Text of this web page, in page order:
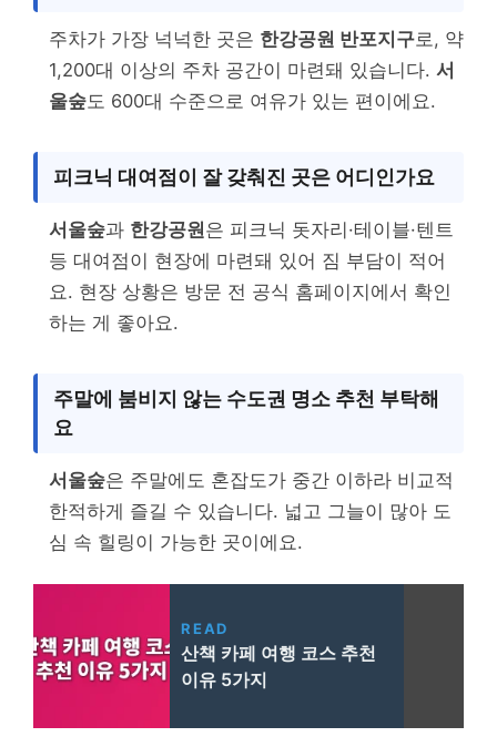
주차가 가장 넉넉한 곳은 한강공원 반포지구로, 약
1,200대 이상의 주차 공간이 마련돼 있습니다. 서
울숲도 600대 수준으로 여유가 있는 편이에요.
피크닉 대여점이 잘 갖춰진 곳은 어디인가요
서울숲과 한강공원은 피크닉 돗자리·테이블·텐트
등 대여점이 현장에 마련돼 있어 짐 부담이 적어
요. 현장 상황은 방문 전 공식 홈페이지에서 확인
하는 게 좋아요.
주말에 붐비지 않는 수도권 명소 추천 부탁해
요
서울숲은 주말에도 혼잡도가 중간 이하라 비교적
한적하게 즐길 수 있습니다. 넓고 그늘이 많아 도
심 속 힐링이 가능한 곳이에요.
READ
산책 카페 여행 코스 추천
이유 5가지